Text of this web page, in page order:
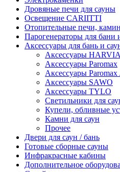
Дровяные печи для сауны
Освещение CARIITTI
Отопительные печи,
Парогенераторы для бани
Аксессуары для бань и
Аксессуары HARVIA
Аксессуары Paromax
Аксессуары
Аксессуары SAWO
Аксессуары TYLO
Светильники для
Купели, обливные
Камни для саун
Прочее
Двери для саун / бань
Готовые сборные сауны
Инфракрасные кабины
Дополнительное